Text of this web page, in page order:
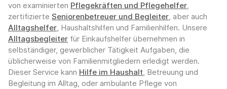
von examinierten Pflegekräften und Pflegehelfer,
zertifizierte Seniorenbetreuer und Begleiter, aber auch
Alltagshelfer, Haushaltshilfen und Familienhilfen. Unsere
Alltagsbegleiter für Einkaufshelfer übernehmen in
selbständiger, gewerblicher Tätigkeit Aufgaben, die
üblicherweise von Familienmitgliedern erledigt werden.
Dieser Service kann Hilfe im Haushalt, Betreuung und
Begleitung im Alltag, oder ambulante Pflege von